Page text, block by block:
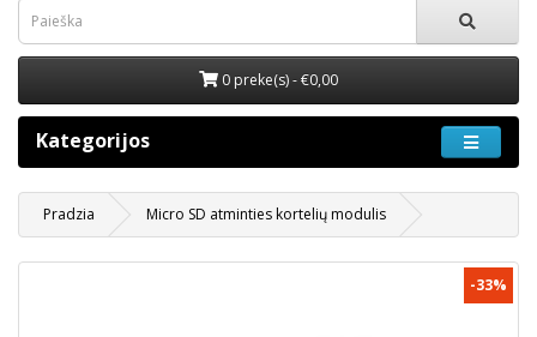
0 preke(s) - €0,00
Kategorijos
Pradzia Micro SD atminties kortelių modulis
-33%